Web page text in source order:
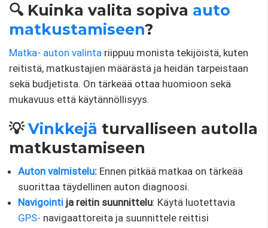
🔍 Kuinka valita sopiva auto
matkustamiseen?
Matka- auton valinta riippuu monista tekijöistä, kuten
reitistä, matkustajien määrästä ja heidän tarpeistaan ​​
sekä budjetista. On tärkeää ottaa huomioon sekä
mukavuus että käytännöllisyys.
💡 Vinkkejä turvalliseen autolla
matkustamiseen
Auton valmistelu: Ennen pitkää matkaa on tärkeää
suorittaa täydellinen auton diagnoosi.
Navigointi ja reitin suunnittelu: Käytä luotettavia
GPS- navigaattoreita ja suunnittele reittisi